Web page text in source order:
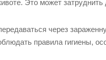
Это может затруднить
через
правила гигиены,